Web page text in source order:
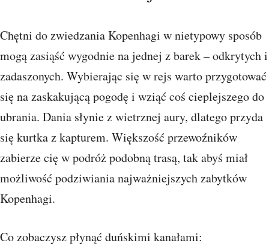
Chętni do zwiedzania Kopenhagi w nietypowy sposób
mogą zasiąść wygodnie na jednej z barek – odkrytych i
zadaszonych. Wybierając się w rejs warto przygotować
się na zaskakującą pogodę i wziąć coś cieplejszego do
ubrania. Dania słynie z wietrznej aury, dlatego przyda
się kurtka z kapturem. Większość przewoźników
zabierze cię w podróż podobną trasą, tak abyś miał
możliwość podziwiania najważniejszych zabytków
Kopenhagi.
Co zobaczysz płynąć duńskimi kanałami: